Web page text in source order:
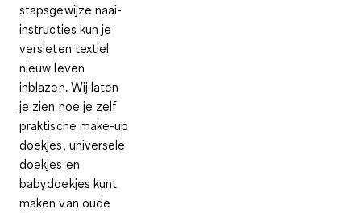
stapsgewijze naai-
instructies kun je
versleten textiel
nieuw leven
inblazen. Wij laten
je zien hoe je zelf
praktische make-up
doekjes, universele
doekjes en
babydoekjes kunt
maken van oude